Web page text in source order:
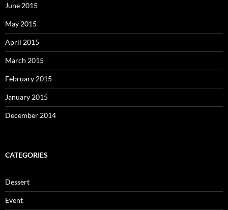
June 2015
May 2015
April 2015
March 2015
February 2015
January 2015
December 2014
CATEGORIES
Dessert
Event